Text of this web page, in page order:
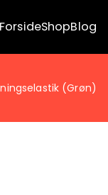
ForsideShopBlog
(Grøn)